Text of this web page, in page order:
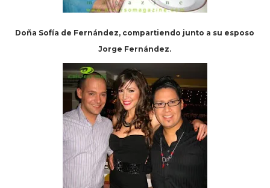
Doña Sofía de Fernández, compartiendo junto a su esposo
Jorge Fernández.